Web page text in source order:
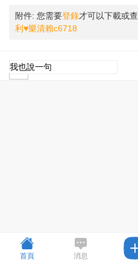
附件: 您需要登錄才可以下載或
利♥樂清賴c6718
首頁 消息